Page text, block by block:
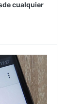
cualquier